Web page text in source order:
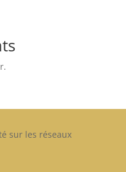
sur les réseaux